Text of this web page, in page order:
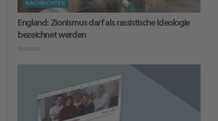
NACHRICHTEN
England: Zionismus darf als rassistische Ideologie
bezeichnet werden
05.08.2026